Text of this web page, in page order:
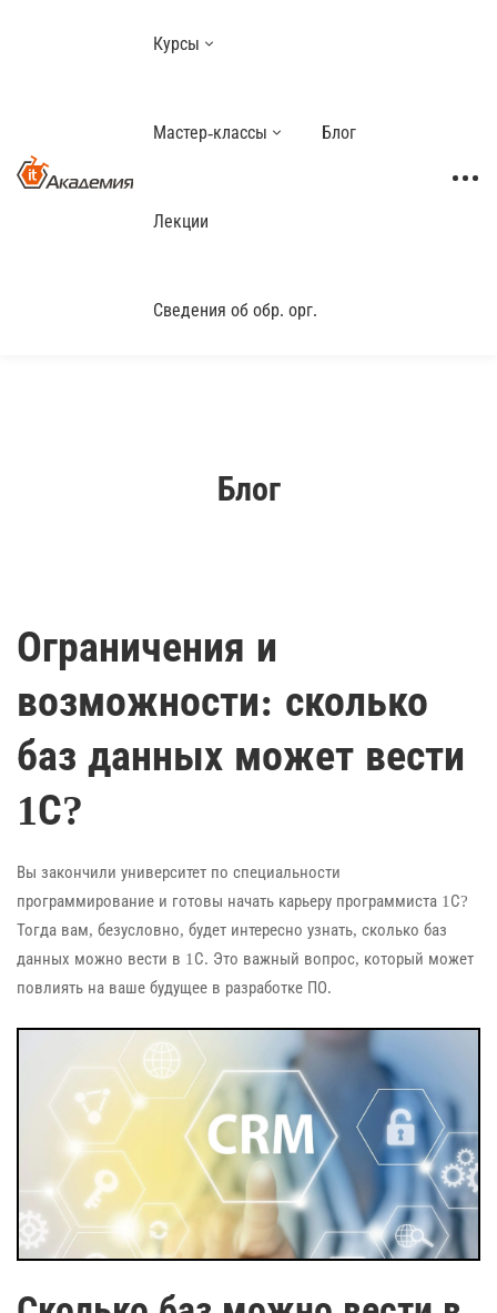
Курсы
Мастер-классы Блог
Лекции
Сведения об обр. орг.
Блог
Ограничения и
возможности: сколько
баз данных может вести
1С?
Вы закончили университет по специальности
программирование и готовы начать карьеру программиста 1С?
Тогда вам, безусловно, будет интересно узнать, сколько баз
данных можно вести в 1С. Это важный вопрос, который может
повлиять на ваше будущее в разработке ПО.